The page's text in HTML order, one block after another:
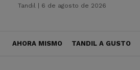
Tandil | 6 de agosto de 2026
AHORA MISMO TANDIL A GUSTO